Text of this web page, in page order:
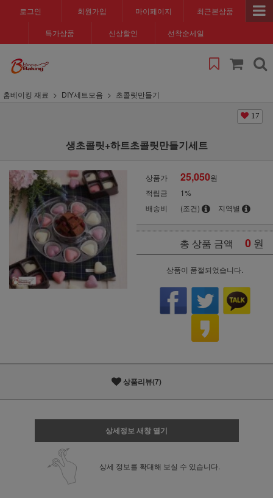
로그인 회원가입 마이페이지 최근본상품
특가상품 신상할인 선착순세일
홈베이킹 재료 DIY세트모음 초콜릿만들기
17
생초콜릿+하트초콜릿만들기세트
상품가 25,050원
적립금
1%
배송비
(조건) 지역별
총 상품 금액 0 원
상품이 품절되었습니다.
상품리뷰(7)
상세정보 새창 열기
상세 정보를 확대해 보실 수 있습니다.